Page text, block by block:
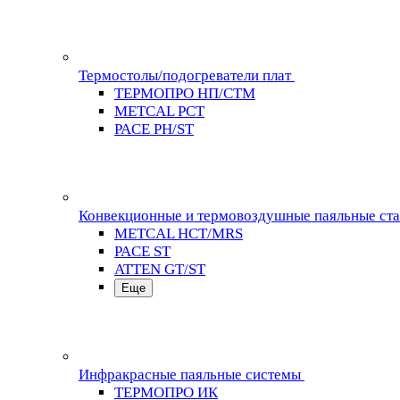
Термостолы/подогреватели плат
ТЕРМОПРО НП/СТМ
METCAL PCT
PACE PH/ST
Конвекционные и термовоздушные паяльные
METCAL HCT/MRS
PACE ST
ATTEN GT/ST
Еще
Инфракрасные паяльные системы
ТЕРМОПРО ИК